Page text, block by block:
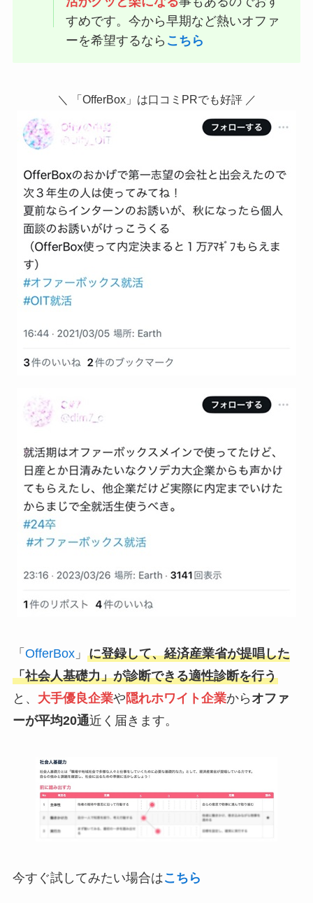
すめです。今から早期など熱いオファ
ーを希望するなら こちら
＼ 「OfferBox」は口コミPRでも好評 ／
「 OfferBox」 に登録して、経済産業省が提唱した
「社会人基礎力」が診断できる適性診断を行う
と、 大手優良企業や隠れホワイト企業から オファ
ーが平均20通近く届きます。
今すぐ試してみたい場合はこちら